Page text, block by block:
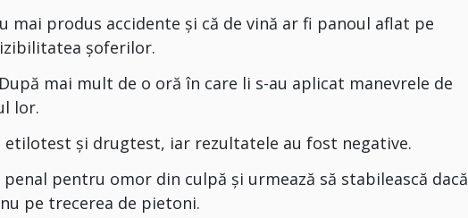
mai produs accidente și că de vină ar fi panoul aflat pe
șoferilor.
mai mult de o oră în care li s-au aplicat manevrele de
lor.
și drugtest, iar rezultatele au fost negative.
pentru omor din culpă și urmează să stabilească dacă
pe trecerea de pietoni.